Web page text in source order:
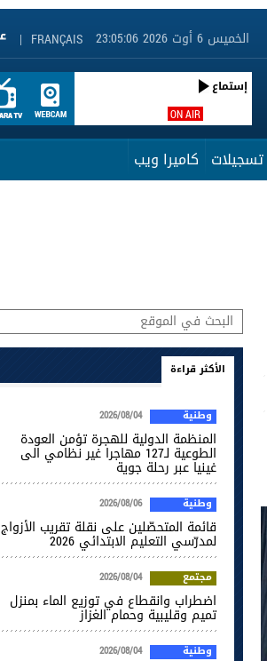
FRANÇAIS
| الخميس 6 أوت 2026 23:05:07
ON AIR
إستماع
تسجيلات كاميرا ويب
الأكثر قراءة
وطنية 2026/08/04
المنظمة الدولية للهجرة تؤمن العودة
الطوعية لـ127 مهاجرا غير نظامي الى
غينيا عبر رحلة جوية
وطنية 2026/08/06
قائمة المتحصّلين على نقلة تقريب الأزواج
لمدرّسي التعليم الابتدائي 2026
مجتمع 2026/08/04
اضطراب وانقطاع في توزيع الماء بمنزل
تميم وقليبية وحمام الغزاز
وطنية 2026/08/04